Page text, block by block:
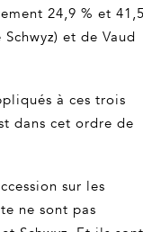
24,9 % et
et de Vaud
à ces trois
dans cet ordre de
sur les
ne sont pas